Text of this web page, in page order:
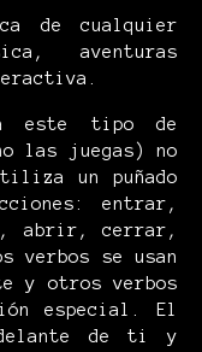
de cualquier
aventuras
este tipo de
las juegas) no
un puñado
entrar,
abrir, cerrar,
verbos se usan
y otros verbos
especial. El
delante de ti y